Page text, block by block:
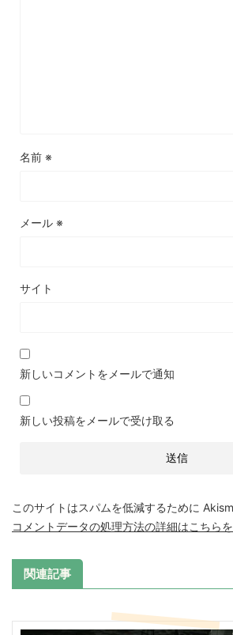
名前 ※
メール ※
サイト
新しいコメントをメールで通知
新しい投稿をメールで受け取る
このサイトはスパムを低減するために
コメントデータの処理方法の詳細はこちら
関連記事